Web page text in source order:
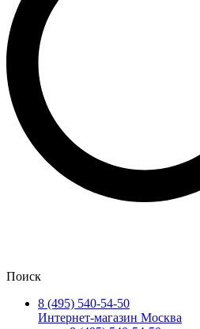
Поиск
8 (495) 540-54-50
Интернет-магазин Москва